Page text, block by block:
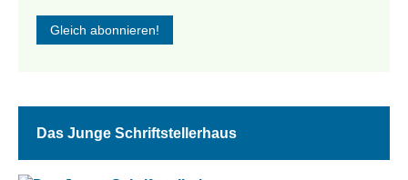
Das Junge Schriftstellerhaus